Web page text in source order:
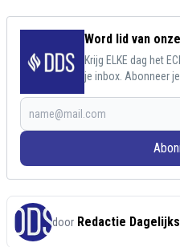
Word lid van
Krijg ELKE dag het
je inbox. Abonneer
door Redactie